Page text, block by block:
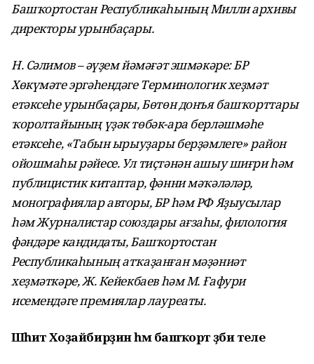
Башҡортостан Республикаһының Милли архивы
директоры урынбаҫары.
Н. Сәлимов – әүҙем йәмәғәт эшмәкәре: БР
Хөкүмәте эргәһендәге Терминологик хеҙмәт
етәксеһе урынбаҫары, Бөтөн донъя башҡорттары
ҡоролтайының үҙәк төбәк-ара берләшмәһе
етәксеһе, «Табын ырыуҙары берҙәмлеге» район
ойошмаһы рәйесе. Ул тиҫтәнән ашыу шиғри һәм
публицистик китаптар, фәнни мәҡәләләр,
монографиялар авторы, БР һәм РФ Яҙыусылар
һәм Журналистар союздары ағзаһы, филология
фәндәре кандидаты, Башҡортостан
Республикаһының атҡаҙанған мәҙәниәт
хеҙмәткәре, Ж. Кейекбаев һәм М. Ғафури
исемендәге премиялар лауреаты.
Шәһит Хоҙайбирҙин һәм башҡорт әҙәби теле